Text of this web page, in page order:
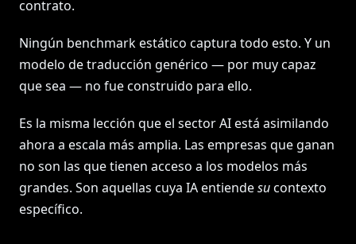
contrato.
Ningún benchmark estático captura todo esto. Y un
modelo de traducción genérico — por muy capaz
que sea — no fue construido para ello.
Es la misma lección que el sector AI está asimilando
ahora a escala más amplia. Las empresas que ganan
no son las que tienen acceso a los modelos más
grandes. Son aquellas cuya IA entiendesucontexto
específico.